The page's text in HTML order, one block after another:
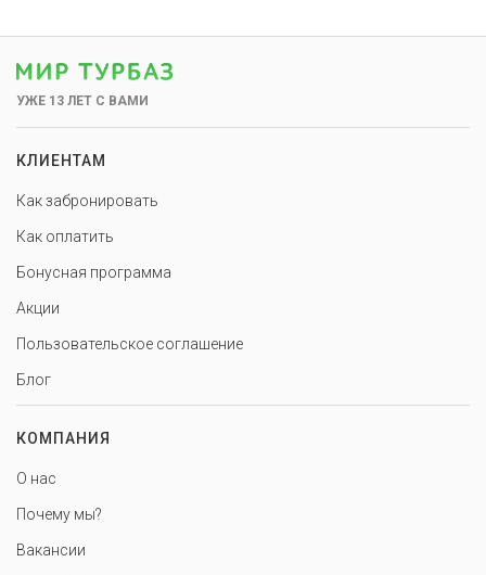
УЖЕ 13 ЛЕТ С ВАМИ
КЛИЕНТАМ
Как забронировать
Как оплатить
Бонусная программа
Акции
Пользовательское соглашение
Блог
КОМПАНИЯ
О нас
Почему мы?
Вакансии